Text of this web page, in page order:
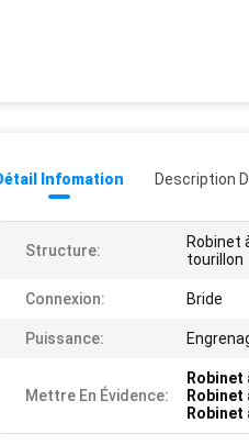
Infomation Description
Structure:
Robinet
tourillon
Connexion: Bride
Puissance:
Mettre En Évidence: